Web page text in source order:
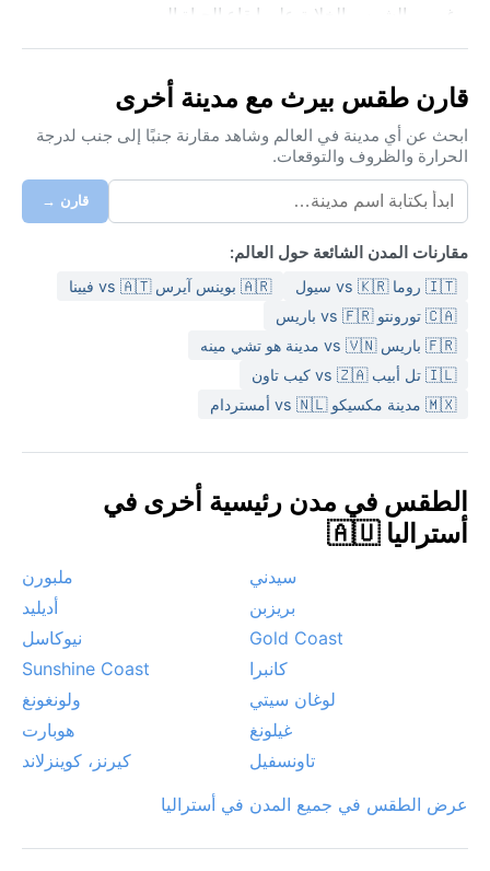
غروب الشمس الخلابة على إيقاع الحياة اليومي.
مناخ بيرث يصنف ضمن مناخ البحر المتوسط الحار صيفاً
(كوبن: Csa). الصيف من ديسمبر إلى فبراير حار وجاف،
تتجاوز الحرارة 30 درجة مئوية غالباً، مع نسيم البحر المنعش
الذي يخفف وطأة الحر. أما الشتاء من يونيو إلى أغسطس
فمعتدل ورطب، حيث تهطل الأمطار الغزيرة بمعدل سنوي
850 ملم، وتنخفض الحرارة إلى 8-18 درجة مئوية. الرطوبة
تبقى منخفضة صيفاً، لكنها ترتفع شتاءً. للزيارة في الصيف،
خفيفة ومظلة.
أفضل وقت لزيارة بيرث مناخياً هو في الربيع (سبتمبر-نوفمبر)
والخريف (مارس-مايو) حيث الأجواء معتدلة وجافة، تتفتح
الأزهار البرية في الربيع وتتلون التلال بألوان ساحرة. ظاهرة
"نسيم فريمانتل" الشهيرة تهب بعد الظهر صيفاً خففاً للحرارة،
بينما تشهد بيرث أحياناً موجات حر شديدة. نادراً ما تهطل
الاستوائية نادرة لكنها قد تجلب أمطاراً غزيرة من الشمال.
قارن طقس بيرث مع مدينة أخرى
ابحث عن أي مدينة في العالم وشاهد مقارنة جنبًا إلى جنب لدرجة
الحرارة والظروف والتوقعات.
قارن →
مقارنات المدن الشائعة حول العالم:
🇮🇹 روما vs 🇰🇷 سيول
🇦🇷 بوينس آيرس vs 🇦🇹 فيينا
🇨🇦 تورونتو vs 🇫🇷 باريس
🇫🇷 باريس vs 🇻🇳 مدينة هو تشي مينه
🇮🇱 تل أبيب vs 🇿🇦 كيب تاون
🇲🇽 مدينة مكسيكو vs 🇳🇱 أمستردام
الطقس في مدن رئيسية أخرى في
أستراليا 🇦🇺
سيدني
ملبورن
بريزبن
أديليد
Gold Coast
نيوكاسل
كانبرا
Sunshine Coast
لوغان سيتي
ولونغونغ
غيلونغ
هوبارت
تاونسفيل
كيرنز، كوينزلاند
عرض الطقس في جميع المدن في أستراليا